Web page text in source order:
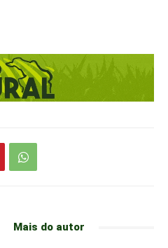
Mais do autor